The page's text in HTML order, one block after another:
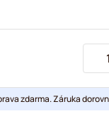
zdarma. Záruka